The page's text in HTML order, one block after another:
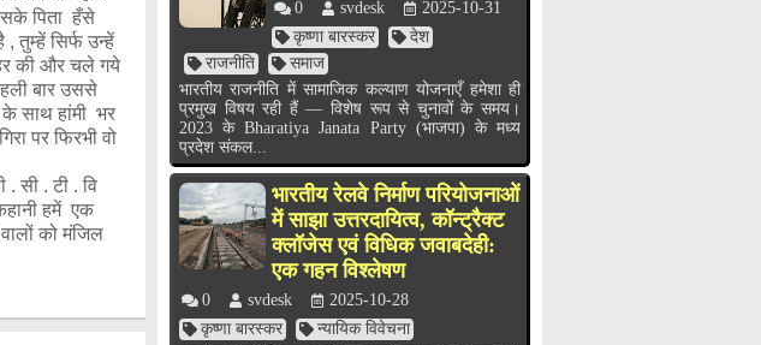
पिता हँसे
तुम्हें सिर्फ उन्हें
की और चले गये
बार उससे
साथ हांमी भर
पर फिरभी वो
. टी . वि
हमें एक
को मंजिल
0 svdesk
2025-10-31
कृष्णा बारस्कर
देश
राजनीति
समाज
भारतीय राजनीति में सामाजिक कल्याण योजनाएँ हमेशा ही
प्रमुख विषय रही हैं — विशेष रूप से चुनावों के समय।
2023 के Bharatiya Janata Party (भाजपा) के मध्य
प्रदेश संकल...
भारतीय रेलवे निर्माण परियोजनाओं
में साझा उत्तरदायित्व, कॉन्ट्रैक्ट
क्लॉजेस एवं विधिक जवाबदेही:
एक गहन विश्लेषण
0 svdesk
2025-10-28
कृष्णा बारस्कर
न्यायिक विवेचना